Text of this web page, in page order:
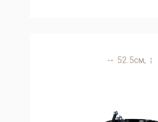
52.5 см,